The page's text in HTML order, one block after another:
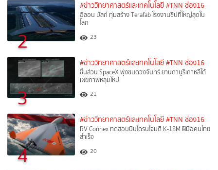
2
#ข่าววิทยาศาสตร์และเทคโนโลยี #TNN ช่อง16
อีลอน มัสก์ ทุ่มสร้าง Terafab โรงงานชิปที่ใหญ่สุดใน
โลก
23
3
#ข่าววิทยาศาสตร์และเทคโนโลยี #TNN ช่อง16
ชิ้นส่วน SpaceX พุ่งชนดวงจันทร์ ยานดานูริเกาหลีใต้
เผยภาพหลุมใหม่
21
4
#ข่าววิทยาศาสตร์และเทคโนโลยี #TNN ช่อง16
RV Connex ทดสอบบินโดรนโจมตี K-18M ฝีมือคนไทย
สำเร็จ
20